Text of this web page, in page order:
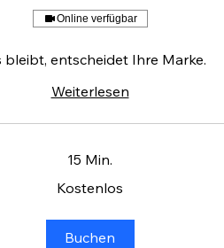
Online verfügbar
bleibt, entscheidet Ihre Marke.
Weiterlesen
15 Min.
Kostenlos
Buchen